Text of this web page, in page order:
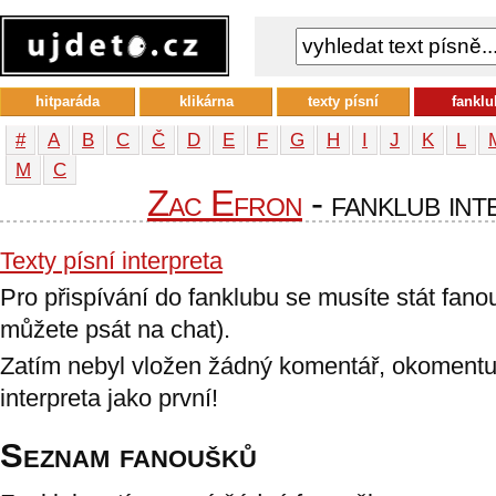
# A B C Č D E F G H I J K L
М
С
Zac Efron - fanklub
Texty písní interpreta
Pro přispívání do fanklubu se musíte stát
můžete psát na chat).
Zatím nebyl vložen žádný komentář,
interpreta jako první!
Seznam fanoušků
hitparáda klikárna texty písní